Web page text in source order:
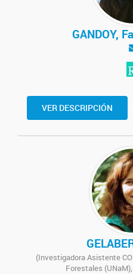
GANDOY,
VER DESCRIPCIÓN
(Investigadora Asistente
Forestales